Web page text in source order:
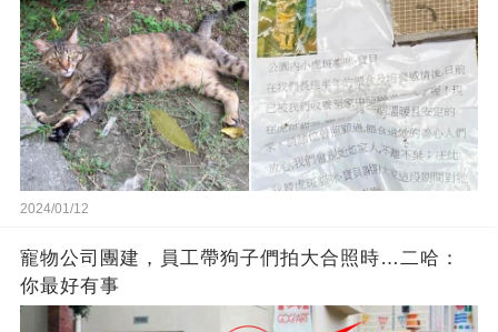
2024/01/12
寵物公司團建，員工帶狗子們拍大合照時…二哈：
你最好有事